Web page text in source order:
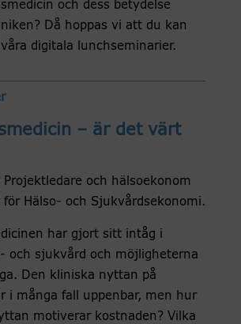
och dess betydelse
Då hoppas vi att du kan
digitala lunchseminarier.
– är det värt
Projektledare och hälsoekonom
Hälso- och Sjukvårdsekonomi.
har gjort sitt intåg i
och sjukvård och möjligheterna
Den kliniska nyttan på
i många fall uppenbar, men hur
motiverar kostnaden? Vilka